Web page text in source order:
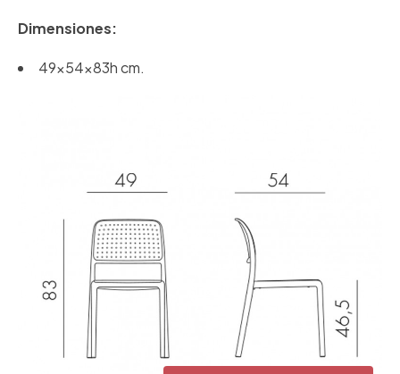
Dimensiones:
49x54x83h cm.